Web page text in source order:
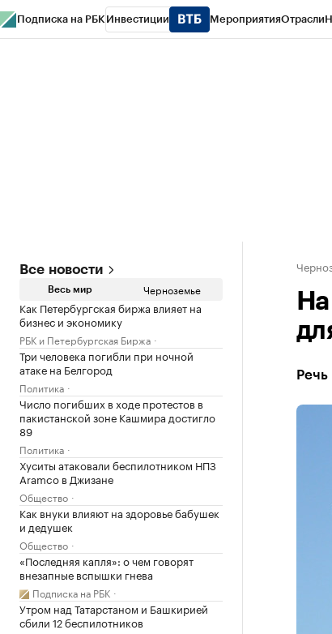
Подписка на РБК Инвестиции МероприятияОтрасли
Все новости
Весь мир Черноземье
Как Петербургская биржа влияет на
бизнес и экономику
РБК и Петербургская Биржа
Три человека погибли при ночной
атаке на Белгород
Политика
Число погибших в ходе протестов в
пакистанской зоне Кашмира достигло
89
Политика
Хуситы атаковали беспилотником НПЗ
Aramco в Джизане
Общество
Как внуки влияют на здоровье бабушек
и дедушек
Общество
«Последняя капля»: о чем говорят
внезапные вспышки гнева
Подписка на РБК
Утром над Татарстаном и Башкирией
сбили 12 беспилотников